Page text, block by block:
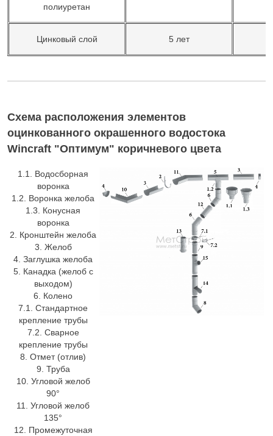
полиуретан
Цинковый слой 5 лет
Схема расположения элементов
оцинкованного окрашенного водостока
Wincraft "Оптимум" коричневого цвета
1.1. Водосборная
воронка
1.2. Воронка желоба
1.3. Конусная
воронка
2. Кронштейн желоба
3. Желоб
4. Заглушка желоба
5. Канадка (желоб с
выходом)
6. Колено
7.1. Стандартное
крепление трубы
7.2. Сварное
крепление трубы
8. Отмет (отлив)
9. Труба
10. Угловой желоб
90°
11. Угловой желоб
135°
12. Промежуточная